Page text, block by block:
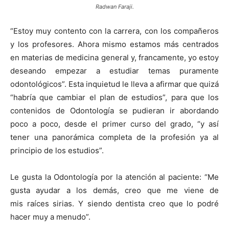
Radwan Faraji.
“Estoy muy contento con la carrera, con los compañeros
y los profesores. Ahora mismo estamos más centrados
en materias de medicina general y, francamente, yo estoy
deseando empezar a estudiar temas puramente
odontológicos”. Esta inquietud le lleva a afirmar que quizá
“habría que cambiar el plan de estudios”, para que los
contenidos de Odontología se pudieran ir abordando
poco a poco, desde el primer curso del grado, “y así
tener una panorámica completa de la profesión ya al
principio de los estudios”.
Le gusta la Odontología por la atención al paciente: “Me
gusta ayudar a los demás, creo que me viene de
mis raíces sirias. Y siendo dentista creo que lo podré
hacer muy a menudo”.